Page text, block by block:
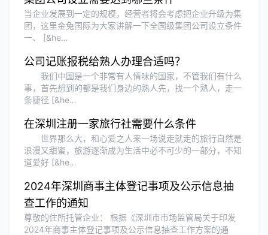
满意。
当企业发展到一定的规模，经营者将会考虑把企业升级为集
团，这里金兔国际为大家讲解一下全国级集团公司设立条件
一、 [&he…
公司记账报税给熟人办理合适吗？
我们中国是一个非常有人情味的国家，不管我们有什么
事，首先想到的都是我们身边的熟人先，找一个熟人，走一
条捷径 [&he…
在深圳注册一家旅行社需要什么条件
世界那么大，和心爱之人来一场说走就走的旅行自然是
浪漫又甜蜜，旅游逐渐成为生活中必不可少的一部分，不知
道爱好 [&he…
2024年深圳商事主体登记事项及公示信息抽
查工作的通知
尊敬的住所托管企业： 根据《深圳市市场监管局关于印发
2024年商事主体登记事项及公示信息抽查工作方案的通